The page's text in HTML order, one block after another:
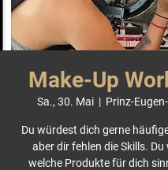
Make-Up
Sa., 30. Mai
  |
Prinz-
Du würdest dich gerne
aber dir fehlen die Skills.
welche Produkte für dich